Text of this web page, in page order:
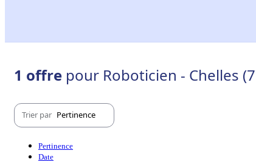
1 offre pour Roboticien - Chelles
Trier par Pertinence
Pertinence
Date